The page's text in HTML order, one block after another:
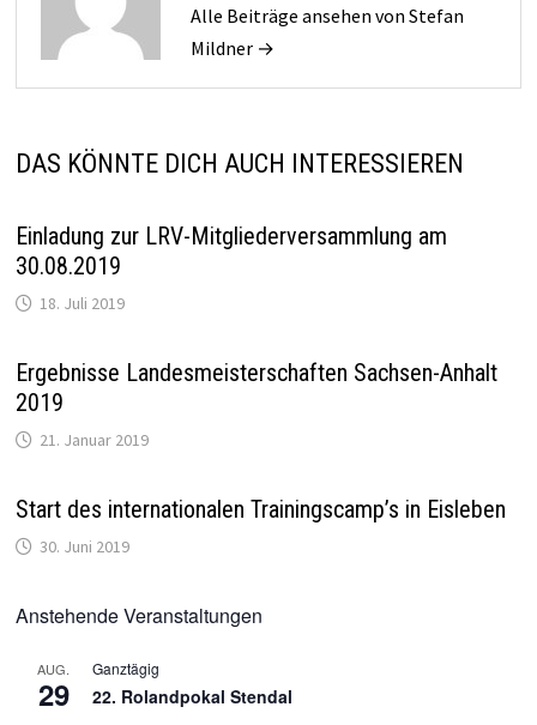
Alle Beiträge ansehen von Stefan
Mildner →
DAS KÖNNTE DICH AUCH INTERESSIEREN
Einladung zur LRV-Mitgliederversammlung am
30.08.2019
18. Juli 2019
Ergebnisse Landesmeisterschaften Sachsen-Anhalt
2019
21. Januar 2019
Start des internationalen Trainingscamp’s in Eisleben
30. Juni 2019
Anstehende Veranstaltungen
AUG.
29
Ganztägig
22. Rolandpokal Stendal